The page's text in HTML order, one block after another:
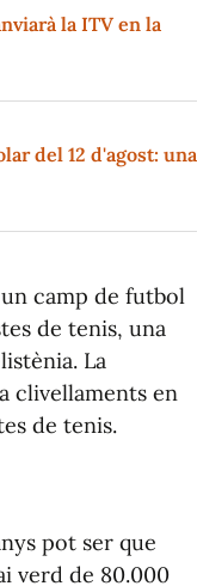
la ITV en la
del 12 d'agost: una
camp de futbol
de tenis, una
La
clivellaments en
de tenis.
pot ser que
verd de 80.000